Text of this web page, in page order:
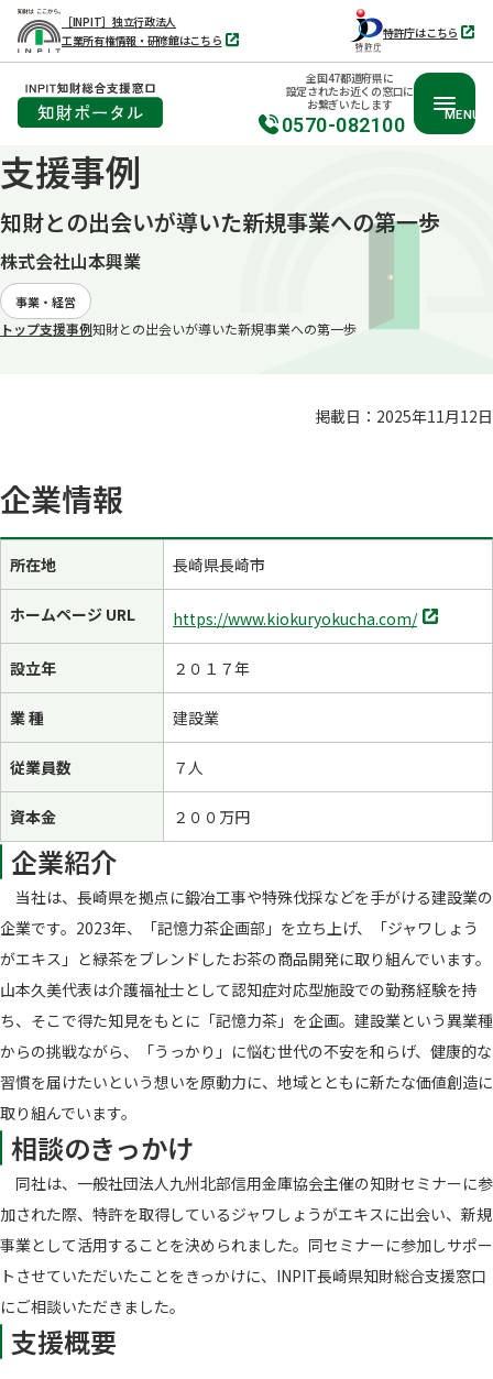
本
文
へ
移
動
［INPIT］独立行政法人
工業所有権情報・研修館はこちら
別
タ
特許庁はこちら
別
タ
ブ
く
全国47都道府県に
設定されたお近くの窓口に
お繋ぎいたします
0570-082100 MENU
支援事例
知財との出会いが導いた新規事業への第一歩
株式会社山本興業
事業・経営
トップ支援事例知財との出会いが導いた新規事業への第一歩
掲載日：2025年11月12日
企業情報
所在地 長崎県長崎市
ホームページ URL https://www.kiokuryokucha.com/別
設立年 ２０１７年
業 種 建設業
従業員数 ７人
資本金 ２００万円
企業紹介
当社は、長崎県を拠点に鍛冶工事や特殊伐採などを手がける建設業の
企業です。2023年、「記憶力茶企画部」を立ち上げ、「ジャワしょう
がエキス」と緑茶をブレンドしたお茶の商品開発に取り組んでいます。
山本久美代表は介護福祉士として認知症対応型施設での勤務経験を持
ち、そこで得た知見をもとに「記憶力茶」を企画。建設業という異業種
からの挑戦ながら、「うっかり」に悩む世代の不安を和らげ、健康的な
習慣を届けたいという想いを原動力に、地域とともに新たな価値創造に
取り組んでいます。
相談のきっかけ
同社は、一般社団法人九州北部信用金庫協会主催の知財セミナーに参
加された際、特許を取得しているジャワしょうがエキスに出会い、新規
事業として活用することを決められました。同セミナーに参加しサポー
トさせていただいたことをきっかけに、INPIT長崎県知財総合支援窓口
にご相談いただきました。
支援概要